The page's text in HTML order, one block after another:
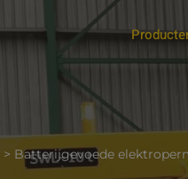
> Batterijgevoede